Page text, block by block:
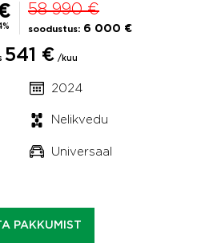
58 990 €
soodustus: 6 000 €
541 € /kuu
2024
Nelikvedu
Universaal
PAKKUMIST